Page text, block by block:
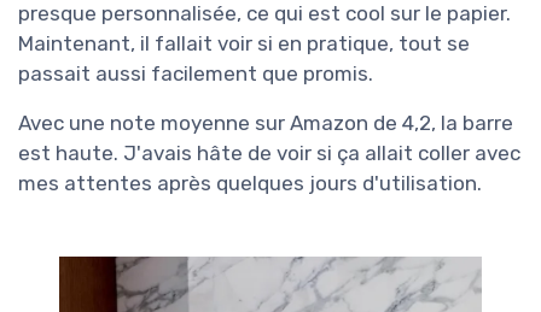
presque personnalisée, ce qui est cool sur le papier.
Maintenant, il fallait voir si en pratique, tout se
passait aussi facilement que promis.
Avec une note moyenne sur Amazon de 4,2, la barre
est haute. J'avais hâte de voir si ça allait coller avec
mes attentes après quelques jours d'utilisation.